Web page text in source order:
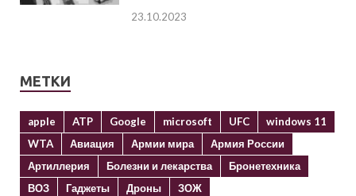
23.10.2023
МЕТКИ
apple ATP Google microsoft UFC
windows 11
WTA
Авиация Армии мира
Армия России
Артиллерия
Болезни и лекарства
Бронетехника
ВОЗ
Гаджеты Дроны
ЗОЖ